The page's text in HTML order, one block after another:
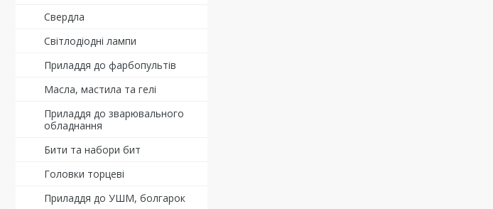
Свердла
Світлодіодні лампи
Приладдя до фарбопультів
Масла, мастила та гелі
Приладдя до зварювального
обладнання
Бити та набори бит
Головки торцеві
Приладдя до УШМ, болгарок